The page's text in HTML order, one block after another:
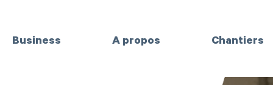
Business A propos Chantiers